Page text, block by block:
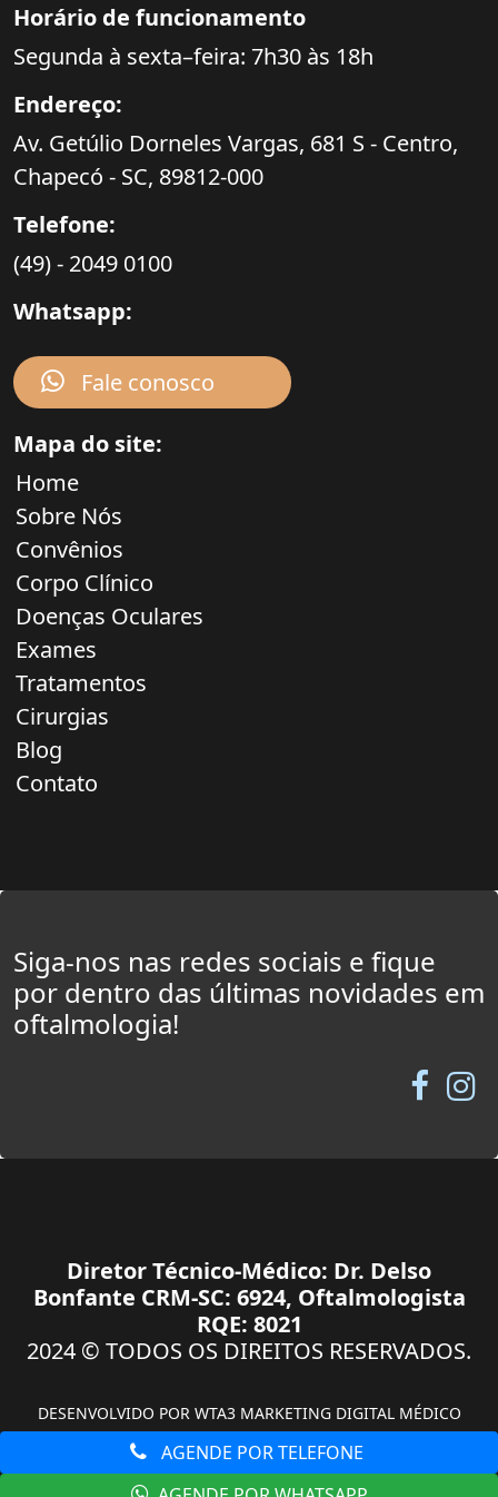
Horário de funcionamento
Segunda à sexta–feira: 7h30 às 18h
Endereço:
Av. Getúlio Dorneles Vargas, 681 S - Centro,
Chapecó - SC, 89812-000
Telefone:
(49) - 2049 0100
Whatsapp:
Fale conosco
Mapa do site:
Home
Sobre Nós
Convênios
Corpo Clínico
Doenças Oculares
Exames
Tratamentos
Cirurgias
Blog
Contato
Siga-nos nas redes sociais e fique
por dentro das últimas novidades em
oftalmologia!
Diretor Técnico-Médico: Dr. Delso
Bonfante CRM-SC: 6924, Oftalmologista
RQE: 8021
2024 © TODOS OS DIREITOS RESERVADOS.
DESENVOLVIDO POR WTA3 MARKETING DIGITAL MÉDICO
AGENDE POR TELEFONE